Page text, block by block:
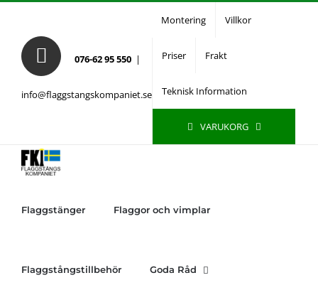
innehållet
076-62 95 550 |
info@flaggstangskompaniet.se
Montering Villkor
Priser Frakt
Teknisk Information
VARUKORG
Flaggstänger Flaggor och vimplar
Flaggstångstillbehör Goda Råd